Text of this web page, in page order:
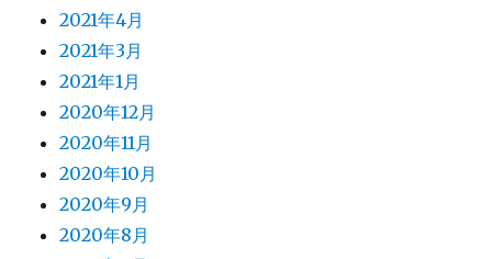
2021年4月
2021年3月
2021年1月
2020年12月
2020年11月
2020年10月
2020年9月
2020年8月